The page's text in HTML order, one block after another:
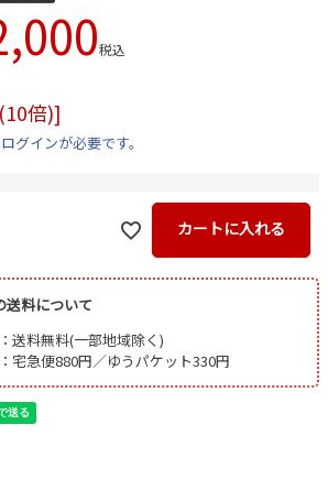
税込
倍)]
グインが必要です。
カートに入れる
送料について
送料無料(一部地域除く)
宅急便880円／ゆうパケット330円